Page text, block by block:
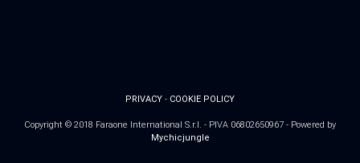
PRIVACY - COOKIE POLICY
Copyright © 2018 Faraone International S.r.l. - PIVA 06802650967 - Powered by
Mychicjungle